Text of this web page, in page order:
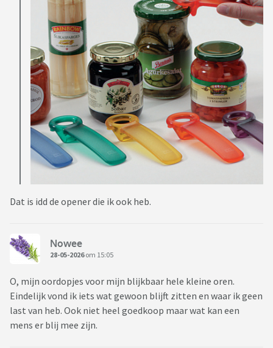
Dat is idd de opener die ik ook heb.
Nowee
28-05-2026om 15:05
O, mijn oordopjes voor mijn blijkbaar hele kleine oren.
Eindelijk vond ik iets wat gewoon blijft zitten en waar ik geen
last van heb. Ook niet heel goedkoop maar wat kan een
mens er blij mee zijn.